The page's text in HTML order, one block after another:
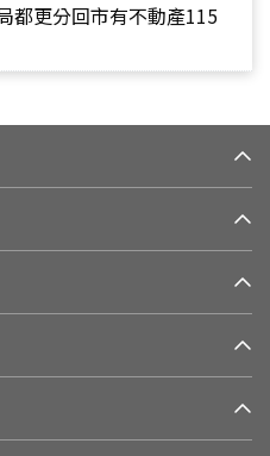
都更分回市有不動產115